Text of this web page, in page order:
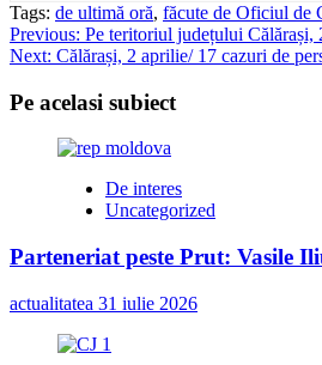
Tags: de ultimă oră, făcute de Oficiul de
Post
navigation
Previous: Pe teritoriul județului Călărași,
Next: Călărași, 2 aprilie/ 17 cazuri de
Pe acelasi subiect
De interes
Uncategorized
Parteneriat peste Prut: Vasile
actualitatea 31 iulie 2026